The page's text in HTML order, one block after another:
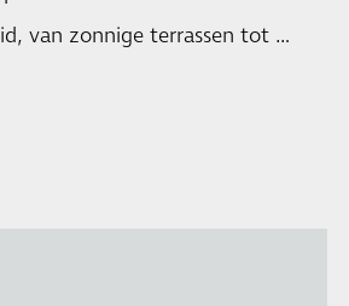
van zonnige terrassen tot …